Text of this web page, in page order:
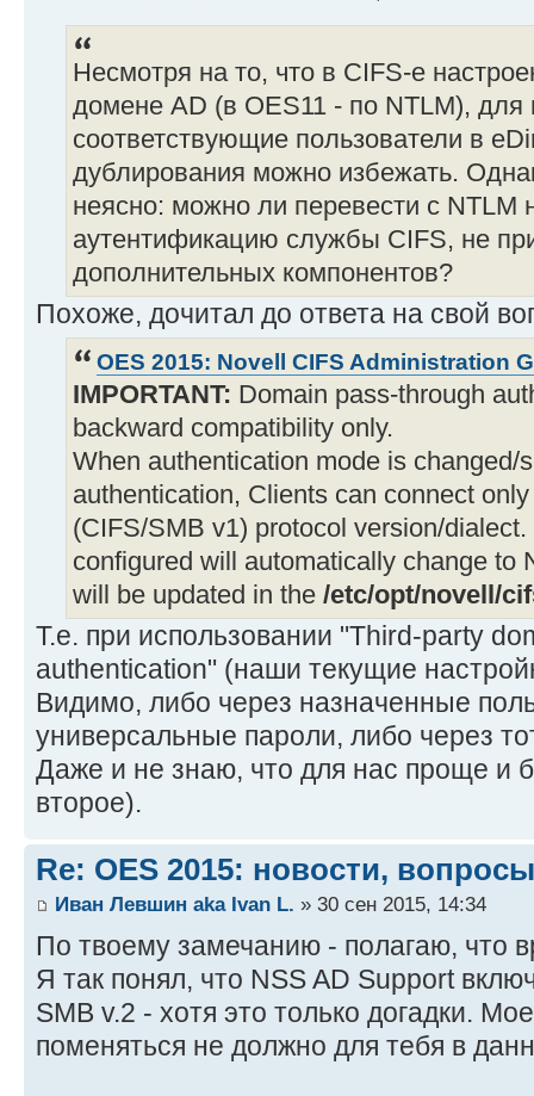
Несмотря на то, что в CIFS-е
домене AD (в OES11 - по NTLM),
соответствующие пользователи в
дублирования можно избежать.
неясно: можно ли перевести с NTLM
аутентификацию службы CIFS, не
дополнительных компонентов?
Похоже, дочитал до ответа на свой
OES 2015: Novell CIFS Administration
IMPORTANT: Domain pass-through
backward compatibility only.
When authentication mode is changed/
authentication, Clients can connect
(CIFS/SMB v1) protocol version/
configured will automatically change to
will be updated in the /etc/opt/novell/
Т.е. при использовании "Third-party
authentication" (наши текущие
Видимо, либо через назначенные
универсальные пароли, либо через
Даже и не знаю, что для нас проще и
второе).
Re: OES 2015: новости,
Иван Левшин aka Ivan L. » 30 сен 2015, 14:34
По твоему замечанию - полагаю, что
Я так понял, что NSS AD Support
SMB v.2 - хотя это только догадки.
поменяться не должно для тебя в